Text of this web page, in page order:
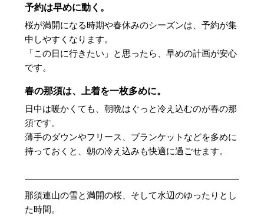
予約は早めに動く。
桜が満開になる時期や春休みのシーズンは、予約が集
中しやすくなります。
「この日に行きたい」と思ったら、早めの計画が安心
です。
春の那須は、上着を一枚多めに。
日中は暖かくても、朝晩はぐっと冷え込むのが春の那
須です。
薄手のダウンやフリース、ブランケットなどを多めに
持っておくと、朝の冷え込みも快適に過ごせます。
那須連山の雪と満開の桜、そして水辺のゆったりとし
た時間。